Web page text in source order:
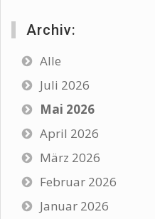
Archiv:
Alle
Juli 2026
Mai 2026
April 2026
März 2026
Februar 2026
Januar 2026